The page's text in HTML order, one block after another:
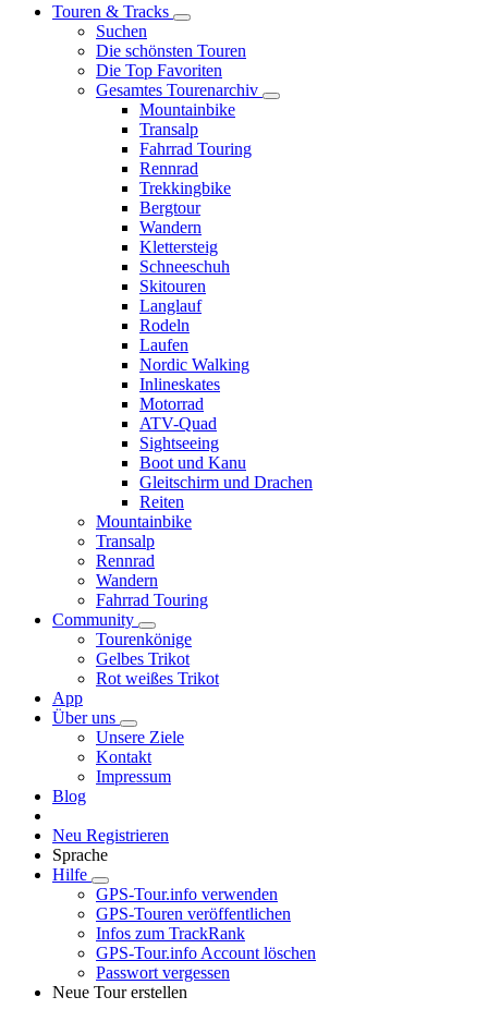
Touren & Tracks
Suchen
Die schönsten Touren
Die Top Favoriten
Gesamtes Tourenarchiv
Mountainbike
Transalp
Fahrrad Touring
Rennrad
Trekkingbike
Bergtour
Wandern
Klettersteig
Schneeschuh
Skitouren
Langlauf
Rodeln
Laufen
Nordic Walking
Inlineskates
Motorrad
ATV-Quad
Sightseeing
Boot und Kanu
Gleitschirm und Drachen
Reiten
Mountainbike
Transalp
Rennrad
Wandern
Fahrrad Touring
Community
Tourenkönige
Gelbes Trikot
Rot weißes Trikot
App
Über uns
Unsere Ziele
Kontakt
Impressum
Blog
Neu Registrieren
Sprache
Hilfe
GPS-Tour.info verwenden
GPS-Touren veröffentlichen
Infos zum TrackRank
GPS-Tour.info Account löschen
Passwort vergessen
Neue Tour erstellen